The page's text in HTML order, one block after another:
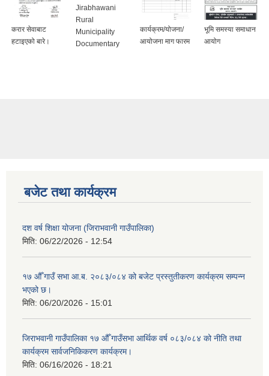
करार सेवाबाट
हटाइएको बारे।
Jirabhawani
Rural
Municipality
Documentary
कार्यक्रम/योजना/
आयोजना माग फारम
भूमि समस्या समाधान
आयोग
बजेट तथा कार्यक्रम
दश वर्ष शिक्षा योजना (जिराभवानी गाउँपालिका)
मिति: 06/22/2026 - 12:54
१७ औँ गाउँ सभा आ.ब. २०८३/०८४ को बजेट प्रस्तुतीकरण कार्यक्रम सम्पन्न
भएको छ।
मिति: 06/20/2026 - 15:01
जिराभवानी गाउँपालिका १७ औँ गाउँसभा आर्थिक वर्ष ०८३/०८४ को नीति तथा
कार्यक्रम सार्वजनिकिकरण कार्यक्रम।
मिति: 06/16/2026 - 18:21